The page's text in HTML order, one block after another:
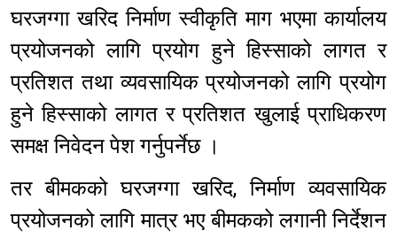
घरजग्गा खरिद निर्माण स्वीकृति माग भएमा कार्यालय
प्रयोजनको लागि प्रयोग हुने हिस्साको लागत र
प्रतिशत तथा व्यवसायिक प्रयोजनको लागि प्रयोग
हुने हिस्साको लागत र प्रतिशत खुलाई प्राधिकरण
समक्ष निवेदन पेश गर्नुपर्नेछ ।
तर बीमकको घरजग्गा खरिद, निर्माण व्यवसायिक
प्रयोजनको लागि मात्र भए बीमकको लगानी निर्देशन